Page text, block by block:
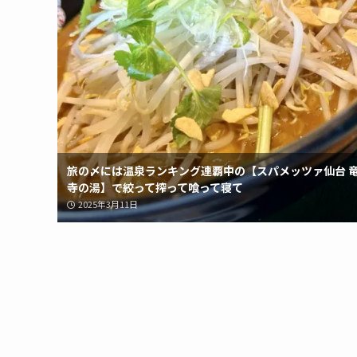
旅の〆には温泉ランキング連覇中の【スパメッツァ仙台
寺の湯】で絞って搾って喰って寝て
2025年3月11日